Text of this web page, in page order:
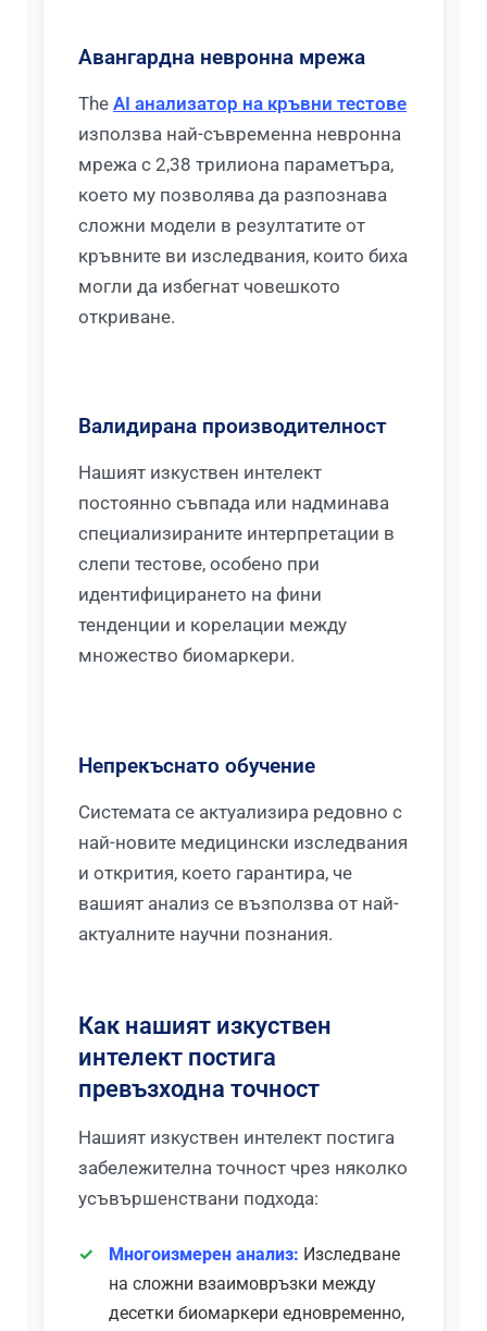
Авангардна невронна мрежа
The AI анализатор на кръвни тестове
използва най-съвременна невронна
мрежа с 2,38 трилиона параметъра,
което му позволява да разпознава
сложни модели в резултатите от
кръвните ви изследвания, които биха
могли да избегнат човешкото
откриване.
Валидирана производителност
Нашият изкуствен интелект
постоянно съвпада или надминава
специализираните интерпретации в
слепи тестове, особено при
идентифицирането на фини
тенденции и корелации между
множество биомаркери.
Непрекъснато обучение
Системата се актуализира редовно с
най-новите медицински изследвания
и открития, което гарантира, че
вашият анализ се възползва от най-
актуалните научни познания.
Как нашият изкуствен
интелект постига
превъзходна точност
Нашият изкуствен интелект постига
забележителна точност чрез няколко
усъвършенствани подхода:
Многоизмерен анализ: Изследване
на сложни взаимовръзки между
десетки биомаркери едновременно,